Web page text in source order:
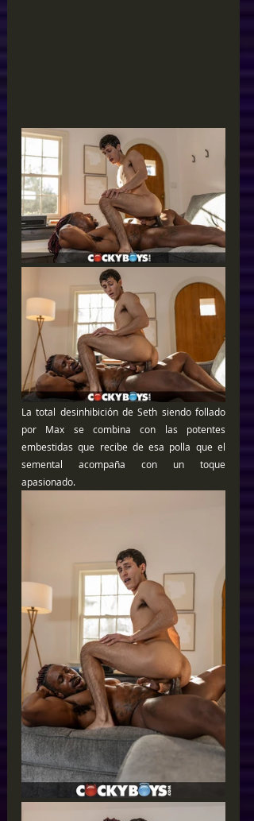
La total desinhibición de Seth siendo follado
por Max se combina con las potentes
embestidas que recibe de esa polla que el
semental acompaña con un toque
apasionado.